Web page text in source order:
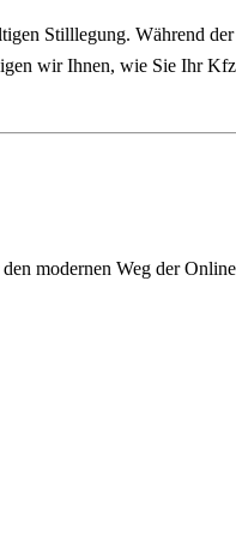
Stilllegung. Während
wir Ihnen, wie Sie Ihr
modernen Weg der